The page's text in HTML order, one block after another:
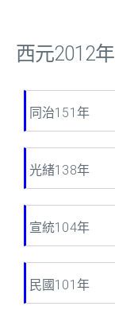
西元2012年
同治151年
光緒138年
宣統104年
民國101年